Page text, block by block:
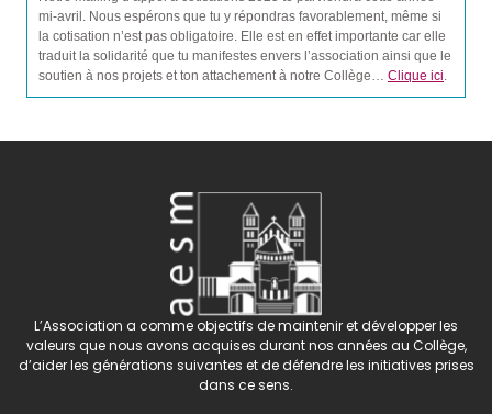
mi-avril. Nous espérons que tu y répondras favorablement, même si
la cotisation n’est pas obligatoire. Elle est en effet importante car elle
traduit la solidarité que tu manifestes envers l’association ainsi que le
soutien à nos projets et ton attachement à notre Collège… Clique ici.
L’Association a comme objectifs de maintenir et développer les
valeurs que nous avons acquises durant nos années au Collège,
d’aider les générations suivantes et de défendre les initiatives prises
dans ce sens.